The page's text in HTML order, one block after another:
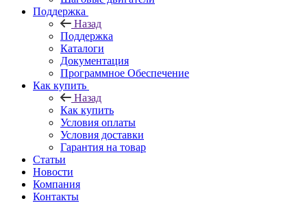
Поддержка
Назад
Поддержка
Каталоги
Документация
Программное Обеспечение
Как купить
Назад
Как купить
Условия оплаты
Условия доставки
Гарантия на товар
Статьи
Новости
Компания
Контакты